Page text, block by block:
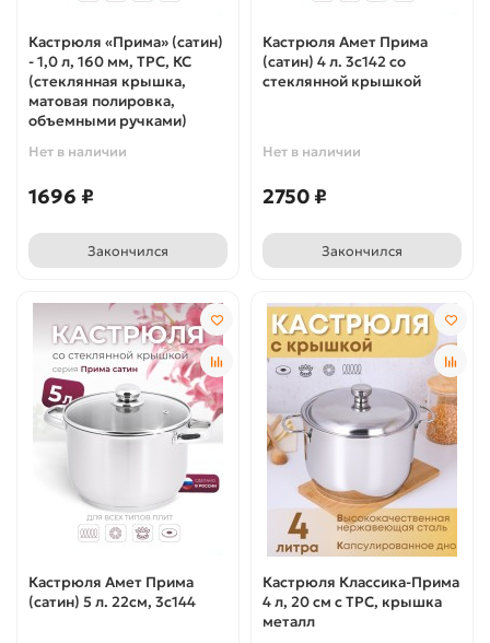
Кастрюля «Прима» (сатин)
- 1,0 л, 160 мм, ТРС, КС
(стеклянная крышка,
матовая полировка,
объемными ручками)
Нет в наличии
1696 ₽
Закончился
Кастрюля Амет Прима
(сатин) 4 л. 3с142 со
стеклянной крышкой
Нет в наличии
2750 ₽
Закончился
Кастрюля Амет Прима
(сатин) 5 л. 22см, 3с144
Кастрюля Классика-Прима
4 л, 20 см с ТРС, крышка
металл